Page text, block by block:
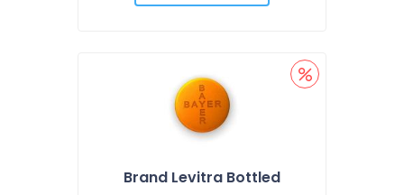
Brand Levitra Bottled